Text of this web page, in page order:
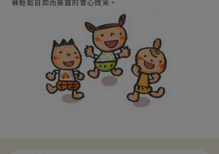
褲輕鬆自如而展露的會心微笑。